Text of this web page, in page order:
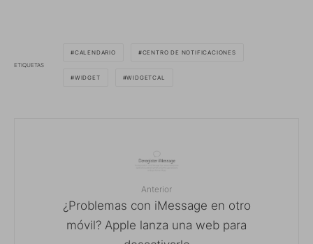
ETIQUETAS
CALENDARIO CENTRO DE NOTIFICACIONES
WIDGET WIDGETCAL
Anterior
¿Problemas con iMessage en otro
móvil? Apple lanza una web para